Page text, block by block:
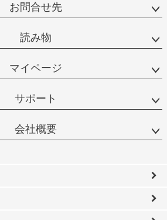
お問合せ先
読み物
マイページ
サポート
会社概要